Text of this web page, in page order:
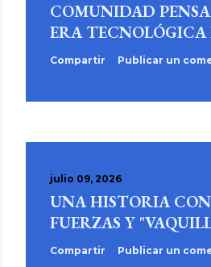
COMUNIDAD
ERA TECNOLÓGICA
Compartir Publicar un
julio 09, 2026
UNA HISTORIA
FUERZAS Y
Compartir Publicar un